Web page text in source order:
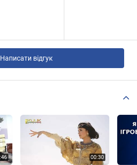
Написати відгук